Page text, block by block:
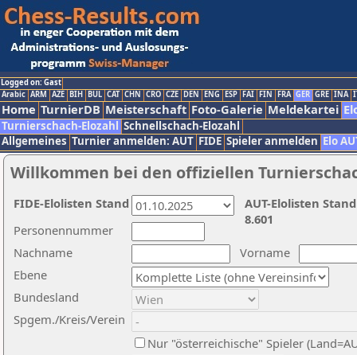
Logged on: Gast
Arabic ARM AZE BIH BUL CAT CHN CRO CZE DEN ENG ESP FAI FIN FRA GER GRE INA
Home TurnierDB Meisterschaft Foto-Galerie Meldekartei
Turnierschach-Elozahl Schnellschach-Elozahl
Allgemeines Turnier anmelden: AUT FIDE Spieler anmelden Elo
Willkommen bei den offiziellen
Nachname
Vorname
Ebene
Personennummer
Bundesland
Spgem./Kreis/Verein
Nur "österreichische" Spieler
AUT-Elolisten
8.601
FIDE-Elolisten Stand